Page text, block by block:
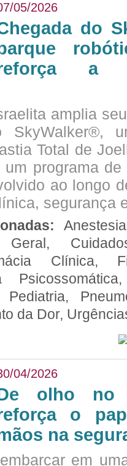
05/2026
do
a
amplia
Total de
programa
ao longo
segurança
Geral,
Clínica,
Pediatria,
da Dor,
04/2026
olho no
o
na
em